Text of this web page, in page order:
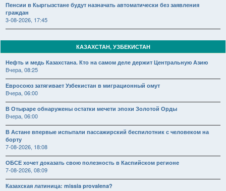
Пенсии в Кыргызстане будут назначать автоматически без заявления
граждан
3-08-2026, 17:45
КАЗАХСТАН, УЗБЕКИСТАН
Нефть и медь Казахстана. Кто на самом деле держит Центральную Азию
Вчера, 08:25
Евросоюз затягивает Узбекистан в миграционный омут
Вчера, 06:00
В Отыраре обнаружены остатки мечети эпохи Золотой Орды
Вчера, 06:00
В Астане впервые испытали пассажирский беспилотник с человеком на
борту
7-08-2026, 18:08
ОБСЕ хочет доказать свою полезность в Каспийском регионе
7-08-2026, 08:09
Казахская латиница: missia provalena?